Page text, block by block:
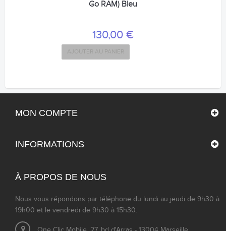
Go RAM) Bleu
130,00 €
AJOUTER AU PANIER
MON COMPTE
INFORMATIONS
À PROPOS DE NOUS
Nous vous répondons par téléphone du lundi au jeudi de 9h30 à
19h00 et le vendredi de 9h30 à 15h30.